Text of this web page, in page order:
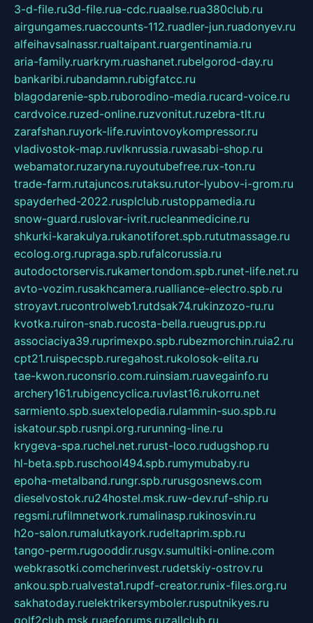
3-d-file.ru3d-file.rua-cdc.ruaalse.rua380club.ru
airgungames.ruaccounts-112.ruadler-jun.ruadonyev.ru
alfeihavsalnassr.rualtaipant.ruargentinamia.ru
aria-family.ruarkrym.ruashanet.rubelgorod-day.ru
bankaribi.rubandamn.rubigfatcc.ru
blagodarenie-spb.ruborodino-media.rucard-voice.ru
cardvoice.ruzed-online.ruzvonitut.ruzebra-tlt.ru
zarafshan.ruyork-life.ruvintovoykompressor.ru
vladivostok-map.ruvlknrussia.ruwasabi-shop.ru
webamator.ruzaryna.ruyoutubefree.rux-ton.ru
trade-farm.rutajuncos.rutaksu.rutor-lyubov-i-grom.ru
spayderhed-2022.rusplclub.rustoppamedia.ru
snow-guard.ruslovar-ivrit.rucleanmedicine.ru
shkurki-karakulya.rukanotiforet.spb.rututmassage.ru
ecolog.org.rupraga.spb.rufalcorussia.ru
autodoctorservis.rukamertondom.spb.runet-life.net.ru
avto-vozim.rusakhcamera.rualliance-electro.spb.ru
stroyavt.rucontrolweb1.rutdsak74.rukinzozo-ru.ru
kvotka.ruiron-snab.rucosta-bella.rueugrus.pp.ru
associaciya39.ruprimexpo.spb.rubezmorchin.ruia2.ru
cpt21.ruispecspb.ruregahost.rukolosok-elita.ru
tae-kwon.ruconsrio.com.ruinsiam.ruavegainfo.ru
archery161.rubigencyclica.ruvlast16.rukorru.net
sarmiento.spb.suextelopedia.rulammin-suo.spb.ru
iskatour.spb.rusnpi.org.rurunning-line.ru
krygeva-spa.ruchel.net.rurust-loco.rudugshop.ru
hl-beta.spb.ruschool494.spb.rumymubaby.ru
epoha-metalband.rungr.spb.rurusgosnews.com
dieselvostok.ru24hostel.msk.ruw-dev.ruf-ship.ru
regsmi.rufilmnetwork.rumalinasp.rukinosvin.ru
h2o-salon.rumalutkayork.rudeltaprim.spb.ru
tango-perm.rugooddir.rusgv.sumultiki-online.com
webkrasotki.comcherinvest.rudetskiy-ostrov.ru
ankou.spb.rualvesta1.rupdf-creator.runix-files.org.ru
sakhatoday.ruelektrikersymboler.rusputnikyes.ru